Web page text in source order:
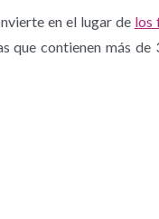
en el lugar de los
contienen más